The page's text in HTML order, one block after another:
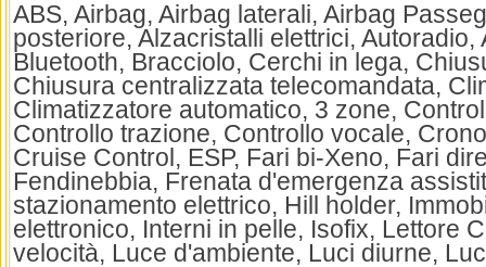
ABS, Airbag, Airbag laterali, Airbag
posteriore, Alzacristalli elettrici, Autoradio,
Bluetooth, Bracciolo, Cerchi in lega,
Chiusura centralizzata telecomandata,
Climatizzatore automatico, 3 zone,
Controllo trazione, Controllo vocale,
Cruise Control, ESP, Fari bi-Xeno, Fari
Fendinebbia, Frenata d'emergenza
stazionamento elettrico, Hill holder,
elettronico, Interni in pelle, Isofix, Lettore
velocità, Luce d'ambiente, Luci diurne,